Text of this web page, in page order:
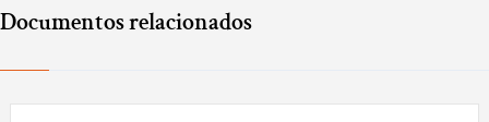
Documentos relacionados